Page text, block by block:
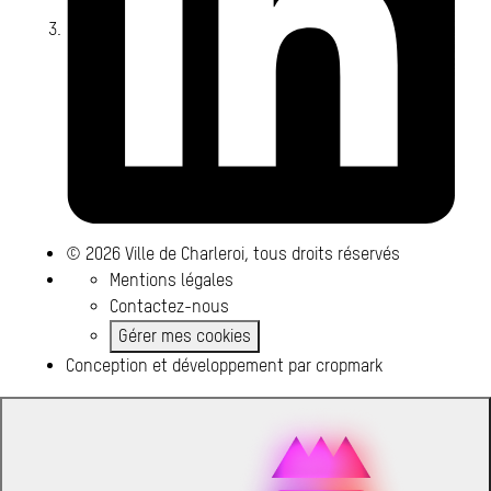
© 2026 Ville de Charleroi, tous droits réservés
Mentions légales
Contactez-nous
Gérer mes cookies
Conception et développement par cropmark